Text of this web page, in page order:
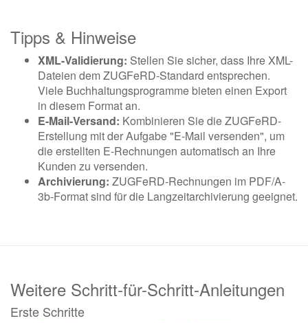
Tipps & Hinweise
XML-Validierung: Stellen Sie sicher, dass Ihre XML-
Dateien dem ZUGFeRD-Standard entsprechen.
Viele Buchhaltungsprogramme bieten einen Export
in diesem Format an.
E-Mail-Versand: Kombinieren Sie die ZUGFeRD-
Erstellung mit der Aufgabe "E-Mail versenden", um
die erstellten E-Rechnungen automatisch an Ihre
Kunden zu versenden.
Archivierung: ZUGFeRD-Rechnungen im PDF/A-
3b-Format sind für die Langzeitarchivierung geeignet.
Weitere Schritt-für-Schritt-Anleitungen
Erste Schritte